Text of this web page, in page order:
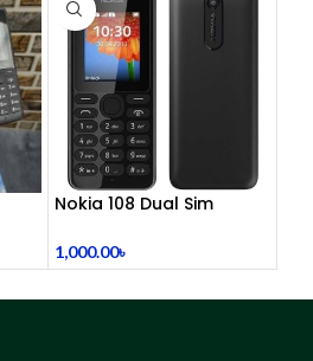
Nokia 108 Dual Sim
1,000.00৳